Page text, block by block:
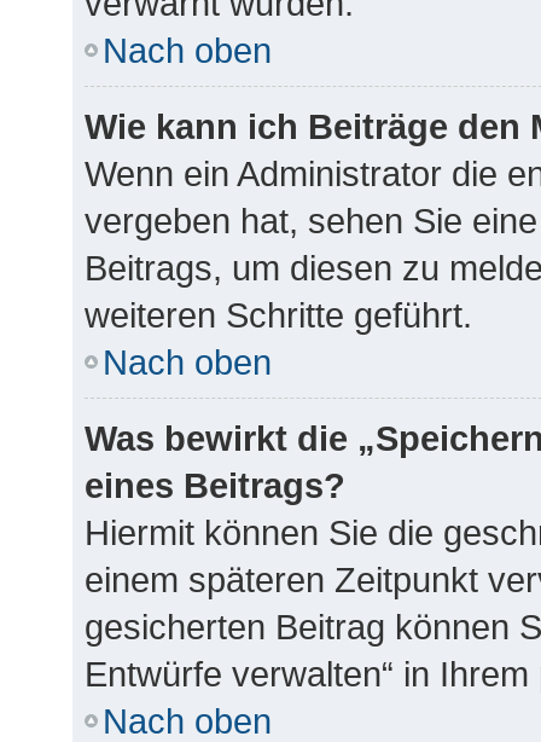
Nach oben
Wie kann ich Beiträge den
Wenn ein Administrator die
vergeben hat, sehen Sie
Beitrags, um diesen zu
weiteren Schritte geführt.
Nach oben
Was bewirkt die
eines Beitrags?
Hiermit können Sie die
einem späteren Zeitpunkt
gesicherten Beitrag können
Entwürfe verwalten“ in
Nach oben